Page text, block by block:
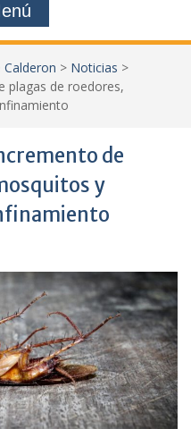
> Noticias >
plagas de roedores,
de
y